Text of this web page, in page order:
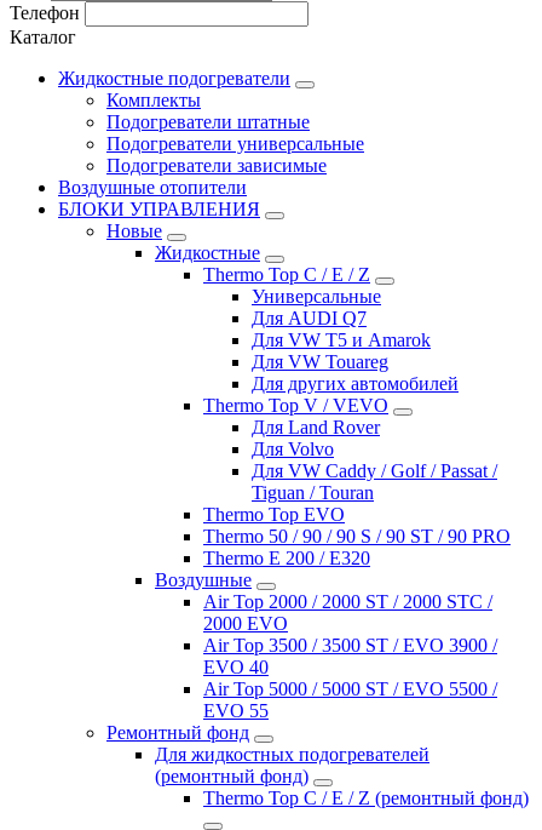
Телефон
Каталог
Жидкостные подогреватели
Комплекты
Подогреватели штатные
Подогреватели универсальные
Подогреватели зависимые
Воздушные отопители
БЛОКИ УПРАВЛЕНИЯ
Новые
Жидкостные
Thermo Top C / E / Z
Универсальные
Для AUDI Q7
Для VW T5 и Amarok
Для VW Touareg
Для других автомобилей
Thermo Top V / VEVO
Для Land Rover
Для Volvo
Для VW Caddy / Golf / Passat /
Tiguan / Touran
Thermo Top EVO
Thermo 50 / 90 / 90 S / 90 ST / 90 PRO
Thermo E 200 / E320
Воздушные
Air Top 2000 / 2000 ST / 2000 STC /
2000 EVO
Air Top 3500 / 3500 ST / EVO 3900 /
EVO 40
Air Top 5000 / 5000 ST / EVO 5500 /
EVO 55
Ремонтный фонд
Для жидкостных подогревателей
(ремонтный фонд)
Thermo Top C / E / Z (ремонтный фонд)